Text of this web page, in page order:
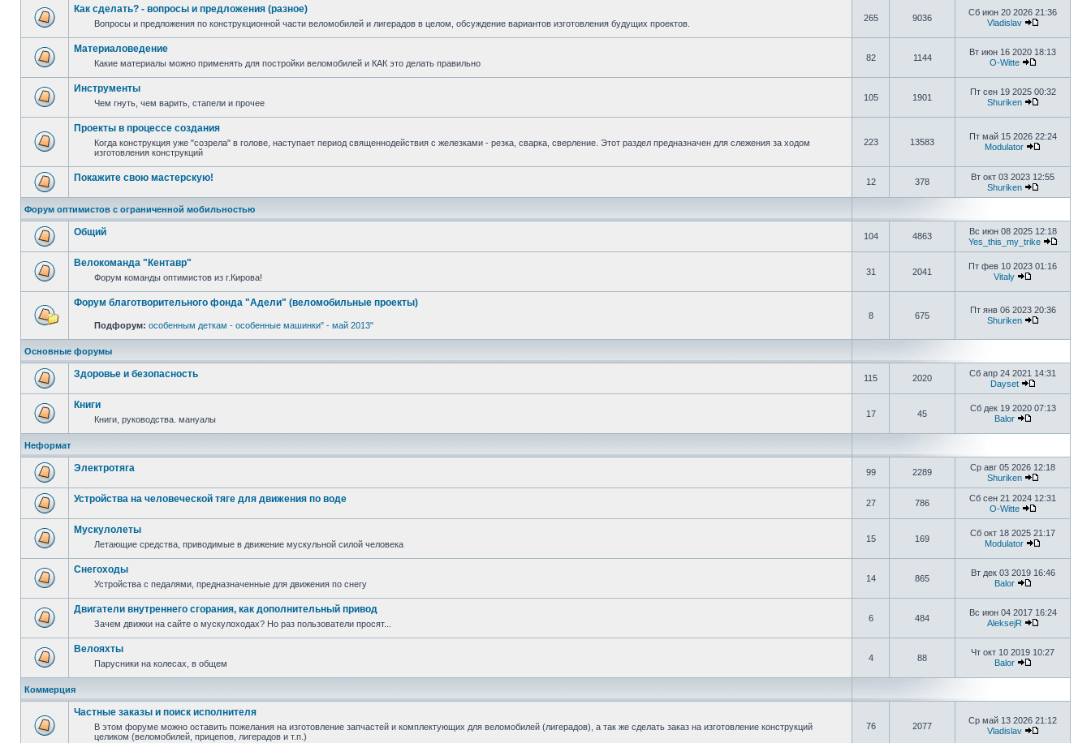
Как сделать? - вопросы и предложения (разное)
Вопросы и предложения по конструкционной части веломобилей и лигерадов в целом, обсуждение вариантов изготовления будущих проектов.
265 9036
Сб июн 20 2026 21:36
Vladislav
Материаловедение
Какие материалы можно применять для постройки веломобилей и КАК это делать правильно
82 1144
Вт июн 16 2020 18:13
O-Witte
Инструменты
Чем гнуть, чем варить, стапели и прочее
105 1901
Пт сен 19 2025 00:32
Shuriken
Проекты в процессе создания
Когда конструкция уже "созрела" в голове, наступает период священнодействия с железками - резка, сварка, сверление. Этот раздел предназначен для слежения за ходом
изготовления конструкций
223 13583
Пт май 15 2026 22:24
Modulator
Покажите свою мастерскую! 12 378
Вт окт 03 2023 12:55
Shuriken
Форум оптимистов с ограниченной мобильностью
Общий 104 4863
Вс июн 08 2025 12:18
Yes_this_my_trike
Велокоманда "Кентавр"
Форум команды оптимистов из г.Кирова!
31 2041
Пт фев 10 2023 01:16
Vitaly
Форум благотворительного фонда "Адели" (веломобильные проекты)
Подфорум: особенным деткам - особенные машинки" - май 2013"
8 675
Пт янв 06 2023 20:36
Shuriken
Основные форумы
Здоровье и безопасность 115 2020
Сб апр 24 2021 14:31
Dayset
Книги
Книги, руководства. мануалы
17 45
Сб дек 19 2020 07:13
Balor
Неформат
Электротяга 99 2289
Ср авг 05 2026 12:18
Shuriken
Устройства на человеческой тяге для движения по воде 27 786
Сб сен 21 2024 12:31
O-Witte
Мускулолеты
Летающие средства, приводимые в движение мускульной силой человека
15 169
Сб окт 18 2025 21:17
Modulator
Снегоходы
Устройства с педалями, предназначенные для движения по снегу
14 865
Вт дек 03 2019 16:46
Balor
Двигатели внутреннего сгорания, как дополнительный привод
Зачем движки на сайте о мускулоходах? Но раз пользователи просят...
6 484
Вс июн 04 2017 16:24
AleksejR
Велояхты
Парусники на колесах, в общем
4 88
Чт окт 10 2019 10:27
Balor
Коммерция
Частные заказы и поиск исполнителя
В этом форуме можно оставить пожелания на изготовление запчастей и комплектующих для веломобилей (лигерадов), а так же сделать заказ на изготовление конструкций
целиком (веломобилей, прицепов, лигерадов и т.п.)
76 2077
Ср май 13 2026 21:12
Vladislav